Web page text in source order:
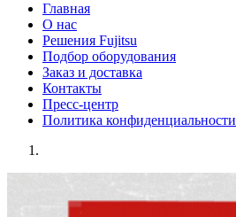
Главная
О нас
Решения Fujitsu
Подбор оборудования
Заказ и доставка
Контакты
Пресс-центр
Политика конфиденциальности